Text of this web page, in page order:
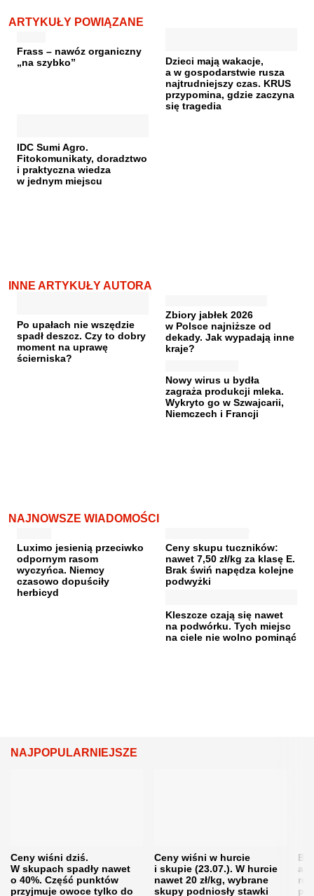
ARTYKUŁY POWIĄZANE
Frass – nawóz organiczny
„na szybko”
Dzieci mają wakacje,
a w gospodarstwie rusza
najtrudniejszy czas. KRUS
przypomina, gdzie zaczyna
się tragedia
IDC Sumi Agro.
Fitokomunikaty, doradztwo
i praktyczna wiedza
w jednym miejscu
INNE ARTYKUŁY AUTORA
Po upałach nie wszędzie
spadł deszcz. Czy to dobry
moment na uprawę
ścierniska?
Zbiory jabłek 2026
w Polsce najniższe od
dekady. Jak wypadają inne
kraje?
Nowy wirus u bydła
zagraża produkcji mleka.
Wykryto go w Szwajcarii,
Niemczech i Francji
NAJNOWSZE WIADOMOŚCI
Luximo jesienią przeciwko
odpornym rasom
wyczyńca. Niemcy
czasowo dopuściły
herbicyd
Ceny skupu tuczników:
nawet 7,50 zł/kg za klasę E.
Brak świń napędza kolejne
podwyżki
Kleszcze czają się nawet
na podwórku. Tych miejsc
na ciele nie wolno pominąć
NAJPOPULARNIEJSZE
Ceny wiśni dziś.
W skupach spadły nawet
o 40%. Część punktów
przyjmuje owoce tylko do
Ceny wiśni w hurcie
i skupie (23.07.). W hurcie
nawet 20 zł/kg, wybrane
skupy podniosły stawki